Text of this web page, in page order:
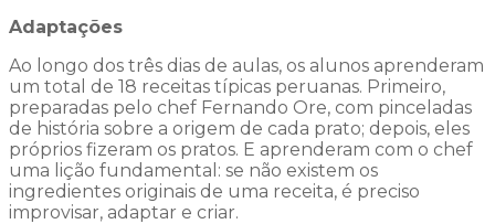
Adaptações
Ao longo dos três dias de aulas, os alunos aprenderam
um total de 18 receitas típicas peruanas. Primeiro,
preparadas pelo chef Fernando Ore, com pinceladas
de história sobre a origem de cada prato; depois, eles
próprios fizeram os pratos. E aprenderam com o chef
uma lição fundamental: se não existem os
ingredientes originais de uma receita, é preciso
improvisar, adaptar e criar.